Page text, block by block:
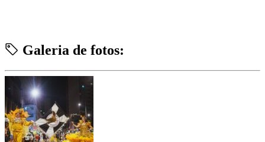
Galeria de fotos: